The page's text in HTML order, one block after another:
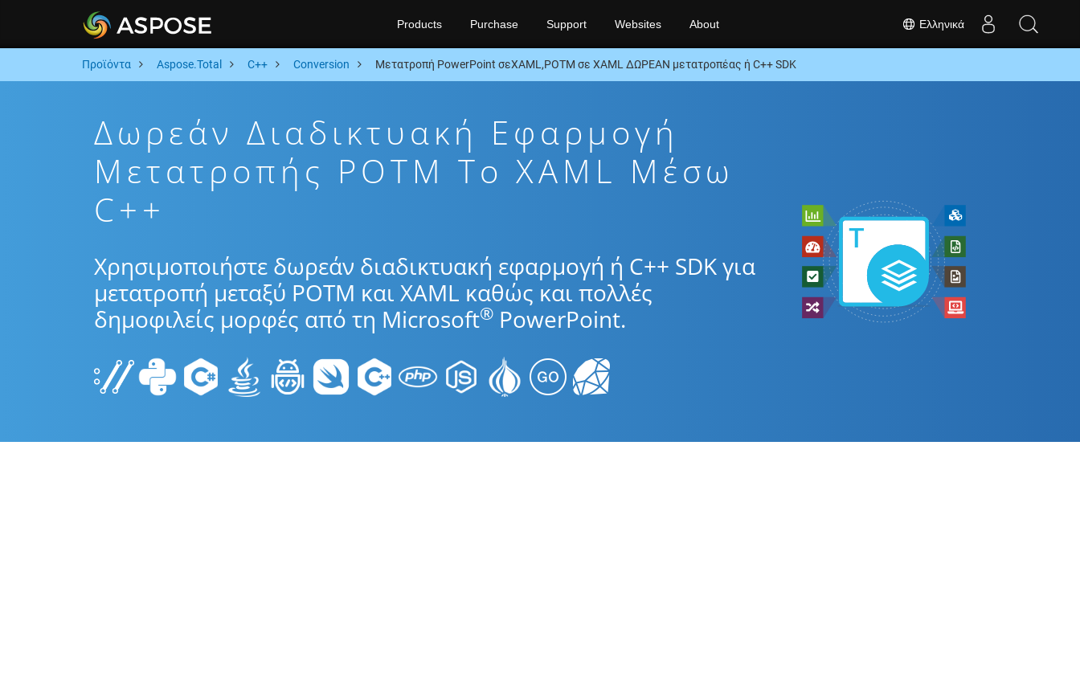
Ελληνικά
Products Purchase Support Websites About
Προϊόντα Aspose.Total C++ Conversion Μετατροπή PowerPoint σεXAML,POTM σε XAML ΔΩΡΕΑΝ μετατροπέας ή C++ SDK
Δωρεάν Διαδικτυακή Εφαρμογή
Μετατροπής POTM To XAML Μέσω
C++
Χρησιμοποιήστε δωρεάν διαδικτυακή εφαρμογή ή C++ SDK για
μετατροπή μεταξύ POTM και XAML καθώς και πολλές
δημοφιλείς μορφές από τη Microsoft® PowerPoint.